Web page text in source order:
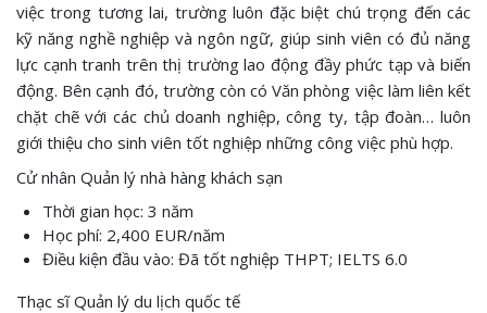
việc trong tương lai, trường luôn đặc biệt chú trọng đến các
kỹ năng nghề nghiệp và ngôn ngữ, giúp sinh viên có đủ năng
lực cạnh tranh trên thị trường lao động đầy phức tạp và biến
động. Bên cạnh đó, trường còn có Văn phòng việc làm liên kết
chặt chẽ với các chủ doanh nghiệp, công ty, tập đoàn… luôn
giới thiệu cho sinh viên tốt nghiệp những công việc phù hợp.
Cử nhân Quản lý nhà hàng khách sạn
Thời gian học: 3 năm
Học phí: 2,400 EUR/năm
Điều kiện đầu vào: Đã tốt nghiệp THPT; IELTS 6.0
Thạc sĩ Quản lý du lịch quốc tế